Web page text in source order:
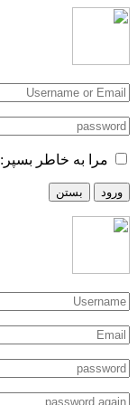
مرا به خاطر بسپر:
ورود بستن